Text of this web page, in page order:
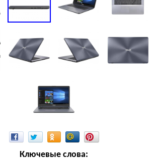
Ключевые слова: